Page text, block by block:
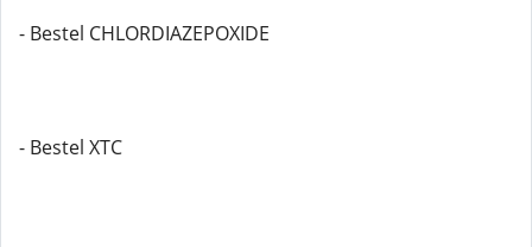
- Bestel CHLORDIAZEPOXIDE
- Bestel XTC